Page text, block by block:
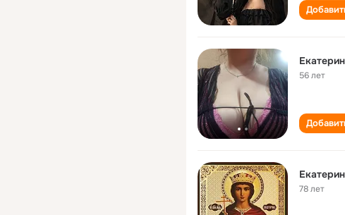
56 лет
78 лет